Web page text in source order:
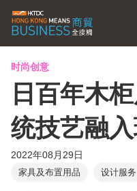
时尚创意
日百年木
统技艺融
2022年08月29日
家具及布置用品 设计服务